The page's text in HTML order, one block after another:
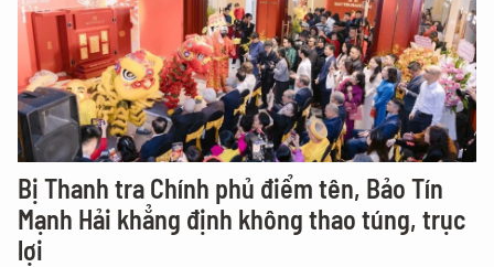
Bị Thanh tra Chính phủ điểm tên, Bảo Tín
Mạnh Hải khẳng định không thao túng, trục
lợi